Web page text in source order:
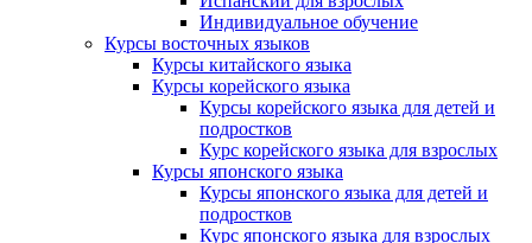
Индивидуальное обучение
Курсы восточных языков
Курсы китайского языка
Курсы корейского языка
Курсы корейского языка для детей и
подростков
Курс корейского языка для взрослых
Курсы японского языка
Курсы японского языка для детей и
подростков
Курс японского языка для взрослых